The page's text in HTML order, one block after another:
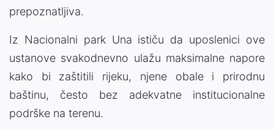
prepoznatljiva.
Iz Nacionalni park Una ističu da uposlenici ove
ustanove svakodnevno ulažu maksimalne napore
kako bi zaštitili rijeku, njene obale i prirodnu
baštinu, često bez adekvatne institucionalne
podrške na terenu.